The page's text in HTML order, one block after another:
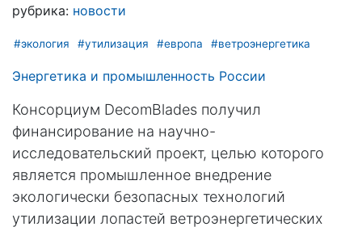
рубрика: новости
#экология #утилизация #европа #ветроэнергетика
Энергетика и промышленность России
Консорциум DecomBlades получил
финансирование на научно-
исследовательский проект, целью которого
является промышленное внедрение
экологически безопасных технологий
утилизации лопастей ветроэнергетических